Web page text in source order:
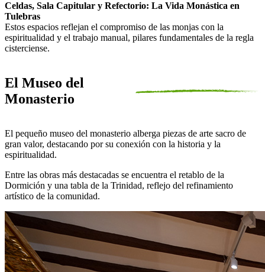
Celdas, Sala Capitular y Refectorio: La Vida Monástica en
Tulebras
Estos espacios reflejan el compromiso de las monjas con la
espiritualidad y el trabajo manual, pilares fundamentales de la regla
cisterciense.
El Museo del
Monasterio
El pequeño museo del monasterio alberga piezas de arte sacro de
gran valor, destacando por su conexión con la historia y la
espiritualidad.
Entre las obras más destacadas se encuentra el retablo de la
Dormición y una tabla de la Trinidad, reflejo del refinamiento
artístico de la comunidad.